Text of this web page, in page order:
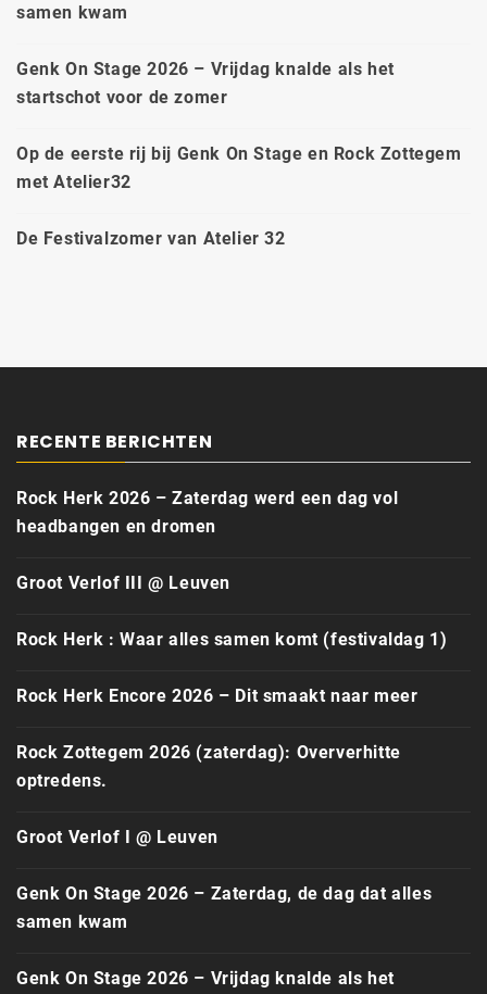
samen kwam
Genk On Stage 2026 – Vrijdag knalde als het
startschot voor de zomer
Op de eerste rij bij Genk On Stage en Rock Zottegem
met Atelier32
De Festivalzomer van Atelier 32
RECENTE BERICHTEN
Rock Herk 2026 – Zaterdag werd een dag vol
headbangen en dromen
Groot Verlof III @ Leuven
Rock Herk : Waar alles samen komt (festivaldag 1)
Rock Herk Encore 2026 – Dit smaakt naar meer
Rock Zottegem 2026 (zaterdag): Oververhitte
optredens.
Groot Verlof I @ Leuven
Genk On Stage 2026 – Zaterdag, de dag dat alles
samen kwam
Genk On Stage 2026 – Vrijdag knalde als het